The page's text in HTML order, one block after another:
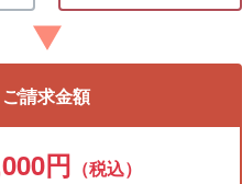
ご請求金額
円 （税込）